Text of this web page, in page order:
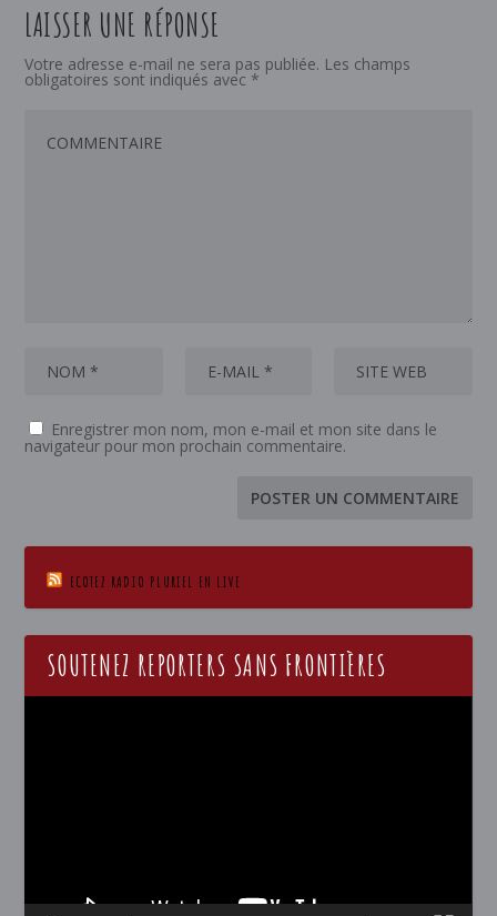
LAISSER UNE RÉPONSE
Votre adresse e-mail ne sera pas publiée. Les champs
obligatoires sont indiqués avec *
Enregistrer mon nom, mon e-mail et mon site dans le
navigateur pour mon prochain commentaire.
ECOTEZ RADIO PLURIEL EN LIVE
SOUTENEZ REPORTERS SANS FRONTIÈRES